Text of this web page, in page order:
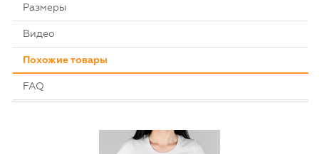
Размеры
Видео
Похожие товары
FAQ